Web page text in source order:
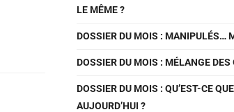
LE MÊME ?
DOSSIER DU MOIS : MANIPULÉS…
DOSSIER DU MOIS : MÉLANGE DES
DOSSIER DU MOIS : QU’EST-CE
AUJOURD’HUI ?